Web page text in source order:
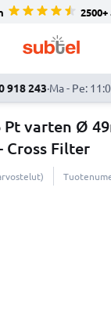
2500+
918 243·Ma - Pe:
varten Ø
Cross Filter